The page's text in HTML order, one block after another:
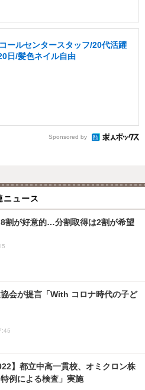
ールセンタースタッフ/20代活躍
日/髪色ネイル自由
Sponsored by
ニュース
割が好意的…分割取得は2割が希望
会が提言「With コロナ時代の子ど
】都立中高一貫校、オミクロン株
例による検査」実施